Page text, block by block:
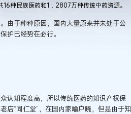
种民族医药和1．2807万种传统中药资源。
于种种原因，国内大量原来并未处于公
护已经势在必行。
知程度高，所以传统医药的知识产权保
店“同仁堂”，在国内家喻户晓，但是由于知